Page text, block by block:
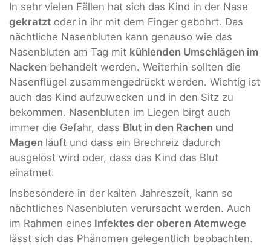
In sehr vielen Fällen hat sich das Kind in der Nase
gekratzt oder in ihr mit dem Finger gebohrt. Das
nächtliche Nasenbluten kann genauso wie das
Nasenbluten am Tag mit kühlenden Umschlägen im
Nacken behandelt werden. Weiterhin sollten die
Nasenflügel zusammengedrückt werden. Wichtig ist
auch das Kind aufzuwecken und in den Sitz zu
bekommen. Nasenbluten im Liegen birgt auch
immer die Gefahr, dass Blut in den Rachen und
Magen läuft und dass ein Brechreiz dadurch
ausgelöst wird oder, dass das Kind das Blut
einatmet.
Insbesondere in der kalten Jahreszeit, kann so
nächtliches Nasenbluten verursacht werden. Auch
im Rahmen eines Infektes der oberen Atemwege
lässt sich das Phänomen gelegentlich beobachten.